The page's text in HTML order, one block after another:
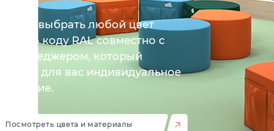
выбрать любой цвет
по коду RAL совместно с
менеджером, который
для вас индивидуальное
Посмотреть цвета и материалы